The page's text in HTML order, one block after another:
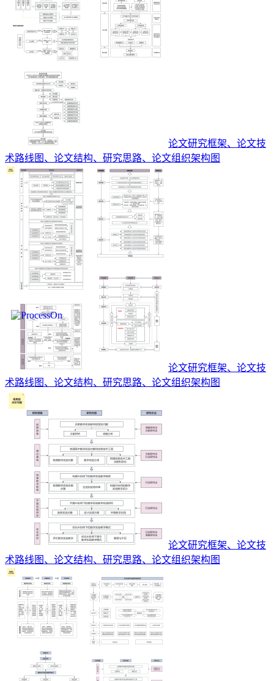
论文研究框架、论文技
术路线图、论文结构、研究思路、论文组织架构图
论文研究框架、论文技
术路线图、论文结构、研究思路、论文组织架构图
论文研究框架、论文技
术路线图、论文结构、研究思路、论文组织架构图